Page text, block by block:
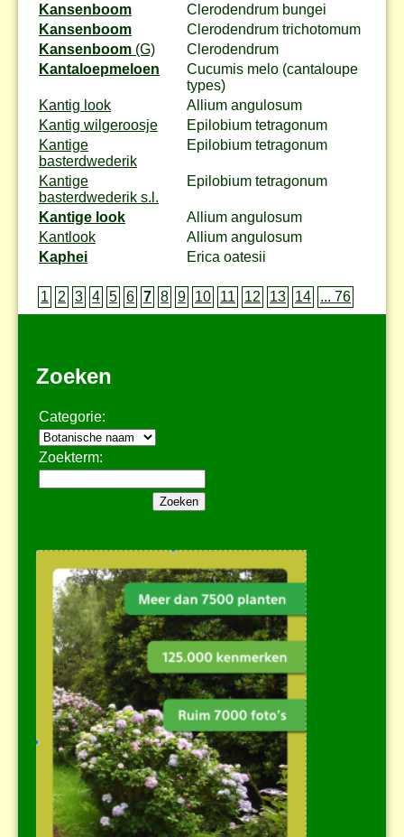
Kansenboom
Clerodendrum bungei
Kansenboom
Clerodendrum trichotomum
Kansenboom (G)
Clerodendrum
Kantaloepmeloen
Cucumis melo (cantaloupe
types)
Kantig look
Allium angulosum
Kantig wilgeroosje
Epilobium tetragonum
Kantige
basterdwederik
Epilobium tetragonum
Kantige
basterdwederik s.l.
Epilobium tetragonum
Kantige look
Allium angulosum
Kantlook
Allium angulosum
Kaphei
Erica oatesii
1 2 3 4 5 6 7 8 9 10 11 12 13 14 ... 76
Zoeken
Categorie:
Zoekterm: